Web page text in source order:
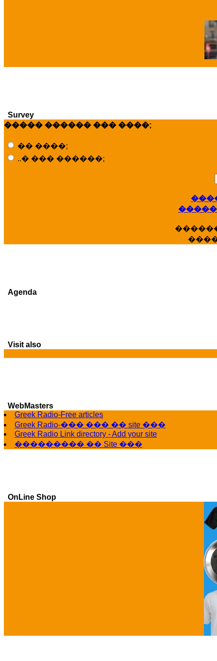
Survey
����� ������ ��� ����;
�� ����;
..� ��� ������;
Agenda
Visit also
WebMasters
Greek Radio-Free articles
Greek Radio-��� ��� �� site ���
Greek Radio Link directory - Add your site
��������� �� Site ���
OnLine Shop